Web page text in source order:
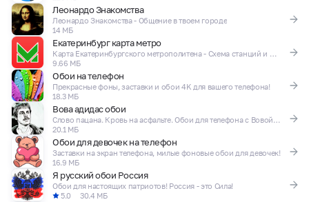
Леонардо Знакомства
Леонардо Знакомства - Общение в твоем городе
14 МБ
Екатеринбург карта метро
Карта Екатеринбургского метрополитена - Схема станций и маршрутов
9.66 МБ
Обои на телефон
Прекрасные фоны, заставки и обои 4K для вашего телефона!
18.3 МБ
Вова адидас обои
Слово пацана. Кровь на асфальте. Обои для телефона с Вовой Адидас
20.1 МБ
Обои для девочек на телефон
Заставки на экран телефона, милые фоновые обои для девочек!
16.9 МБ
Я русский обои Россия
Обои для настоящих патриотов! Россия - это Сила!
5.0
30.4 МБ